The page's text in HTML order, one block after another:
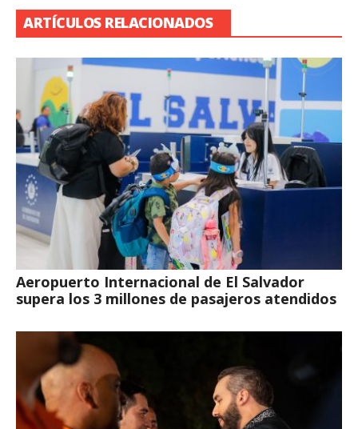
ARTÍCULOS RELACIONADOS
Aeropuerto Internacional de El Salvador
supera los 3 millones de pasajeros atendidos